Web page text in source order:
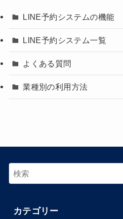
LINE予約システムの機能
LINE予約システム一覧
よくある質問
業種別の利用方法
カテゴリー